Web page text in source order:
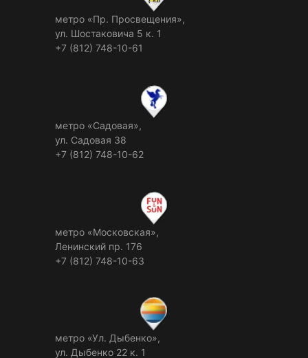
метро «Пр. Просвещения»,
ул. Шостаковича 5 к. 1
+7 (812) 748-10-61
метро «Садовая»,
ул. Садовая 38
+7 (812) 748-10-62
метро «Московская»,
Ленинский пр. 176
+7 (812) 748-10-63
метро «Ул. Дыбенко»,
ул. Дыбенко 22 к. 1